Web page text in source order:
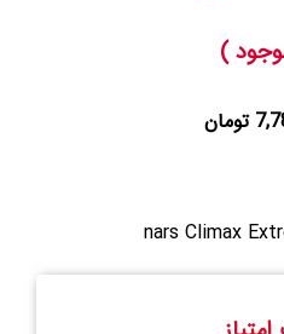
)
nars Climax